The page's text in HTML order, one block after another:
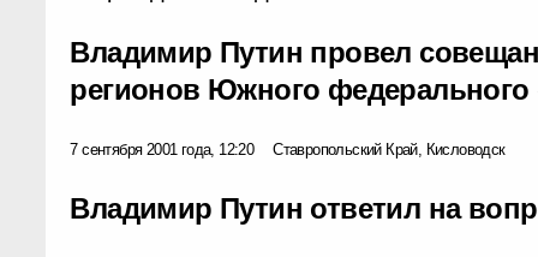
Владимир Путин провел
регионов Южного федерального
7 сентября 2001 года, 12:20 Ставропольский Край, Кисловодск
Владимир Путин ответил на